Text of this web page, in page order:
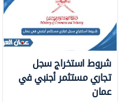
شروط استخراج سجل
تجاري مستثمر أجنبي في
عمان